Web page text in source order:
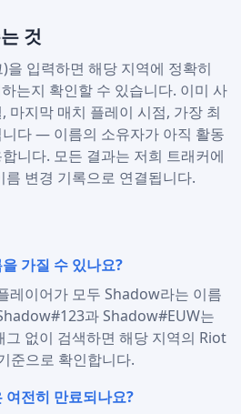
것
을 입력하면 해당 지역에 정확히
는지 확인할 수 있습니다. 이미 사
마지막 매치 플레이 시점, 가장 최
다 — 이름의 소유자가 아직 활동
니다. 모든 결과는 저희 트래커에
변경 기록으로 연결됩니다.
가질 수 있나요?
레이어가 모두 Shadow라는 이름
과 Shadow#EUW는
그 없이 검색하면 해당 지역의 Riot
준으로 확인합니다.
여전히 만료되나요?